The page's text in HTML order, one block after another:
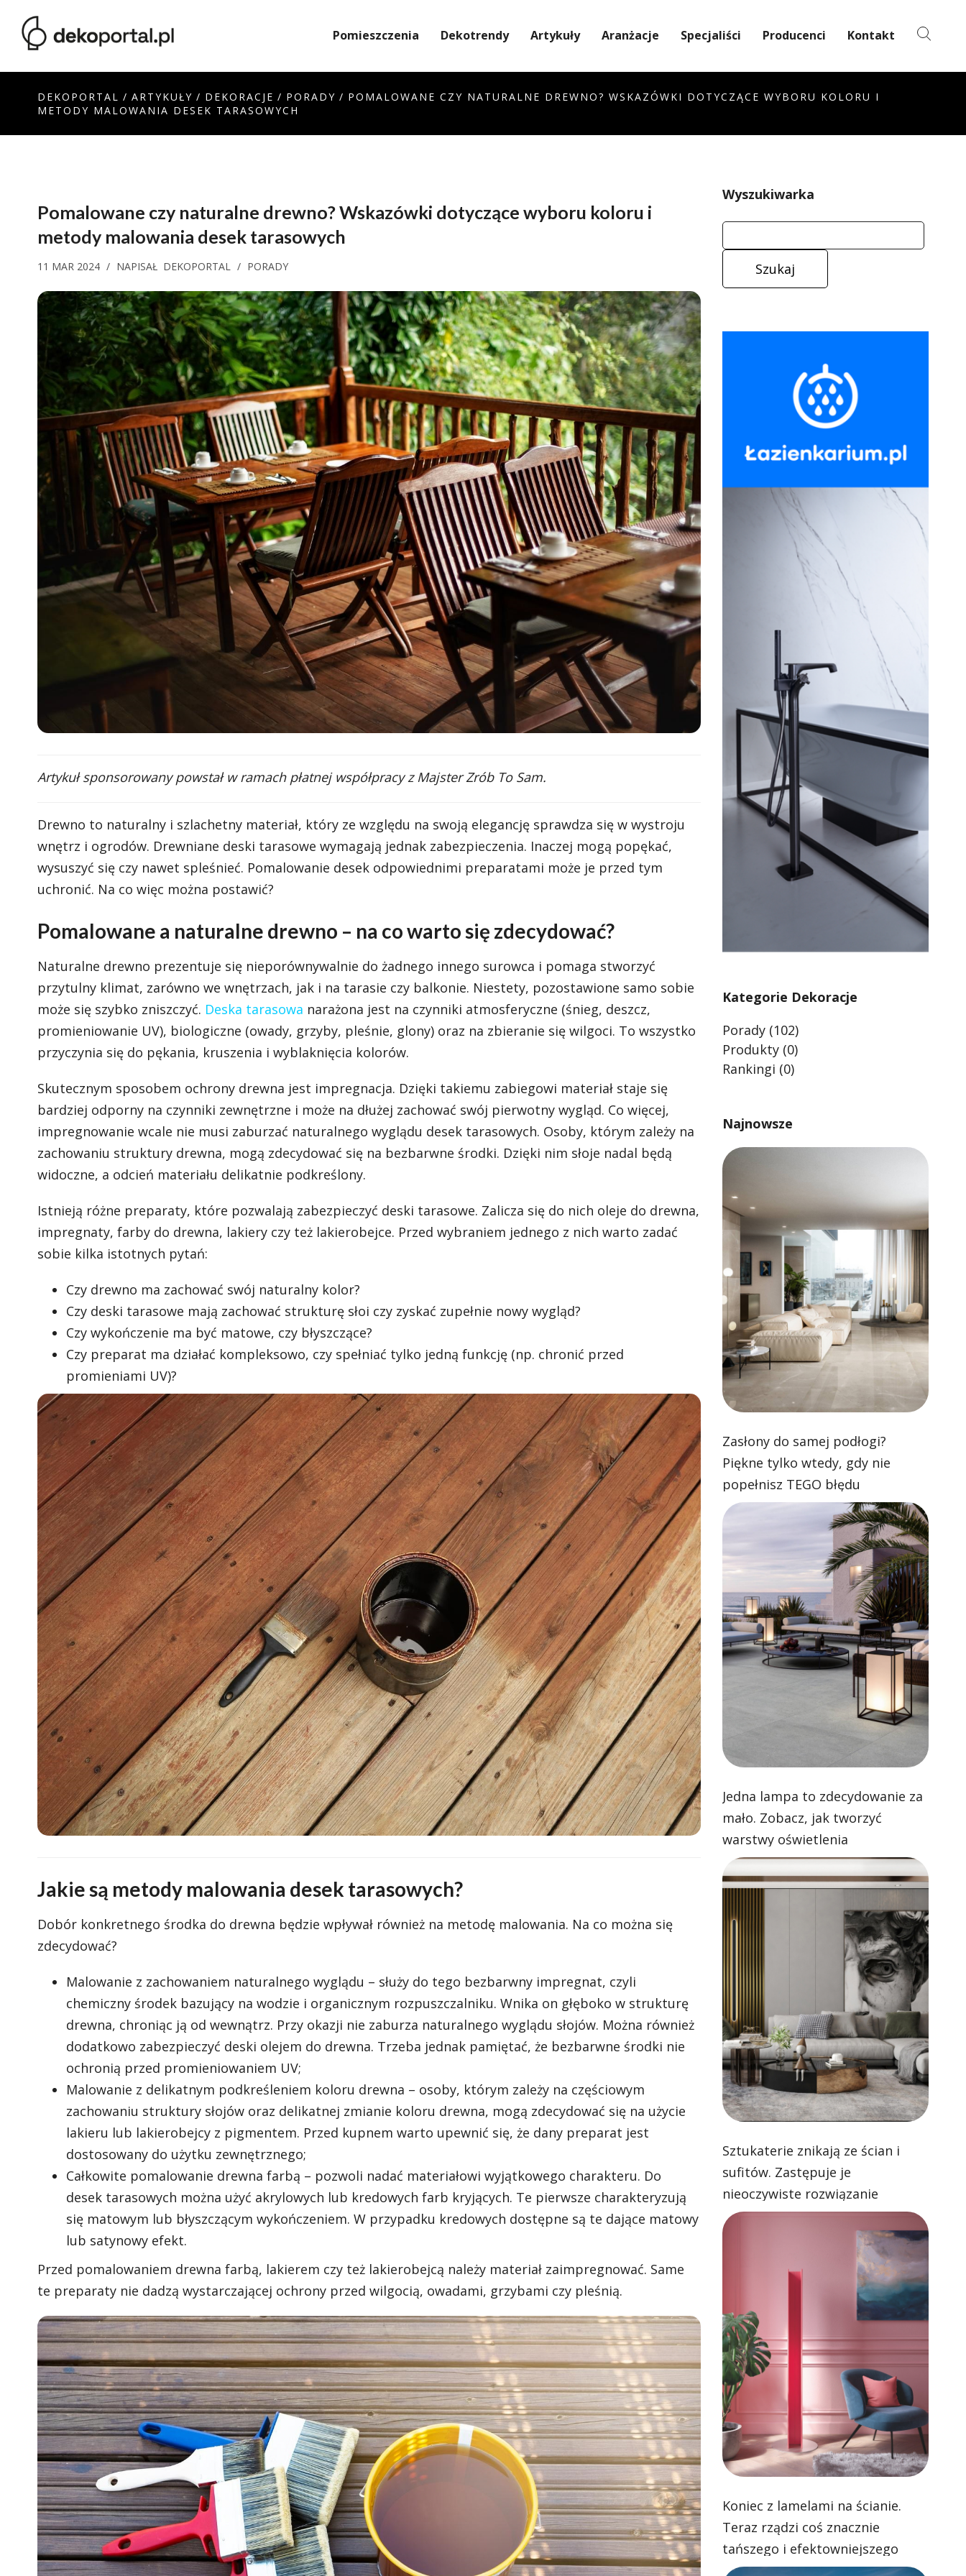
Pomieszczenia Dekotrendy Artykuły Aranżacje Specjaliści Producenci Kontakt
DEKOPORTAL / ARTYKUŁY / DEKORACJE / PORADY / POMALOWANE CZY NATURALNE DREWNO? WSKAZÓWKI DOTYCZĄCE WYBORU KOLORU I
METODY MALOWANIA DESEK TARASOWYCH
Pomalowane czy naturalne drewno? Wskazówki dotyczące wyboru koloru i
metody malowania desek tarasowych
11 MAR 2024 / NAPISAŁ DEKOPORTAL / PORADY
Artykuł sponsorowany powstał w ramach płatnej współpracy z Majster Zrób To Sam.
Drewno to naturalny i szlachetny materiał, który ze względu na swoją elegancję sprawdza się w wystroju
wnętrz i ogrodów. Drewniane deski tarasowe wymagają jednak zabezpieczenia. Inaczej mogą popękać,
wysuszyć się czy nawet spleśnieć. Pomalowanie desek odpowiednimi preparatami może je przed tym
uchronić. Na co więc można postawić?
Pomalowane a naturalne drewno – na co warto się zdecydować?
Naturalne drewno prezentuje się nieporównywalnie do żadnego innego surowca i pomaga stworzyć
przytulny klimat, zarówno we wnętrzach, jak i na tarasie czy balkonie. Niestety, pozostawione samo sobie
może się szybko zniszczyć. Deska tarasowa narażona jest na czynniki atmosferyczne (śnieg, deszcz,
promieniowanie UV), biologiczne (owady, grzyby, pleśnie, glony) oraz na zbieranie się wilgoci. To wszystko
przyczynia się do pękania, kruszenia i wyblaknięcia kolorów.
Skutecznym sposobem ochrony drewna jest impregnacja. Dzięki takiemu zabiegowi materiał staje się
bardziej odporny na czynniki zewnętrzne i może na dłużej zachować swój pierwotny wygląd. Co więcej,
impregnowanie wcale nie musi zaburzać naturalnego wyglądu desek tarasowych. Osoby, którym zależy na
zachowaniu struktury drewna, mogą zdecydować się na bezbarwne środki. Dzięki nim słoje nadal będą
widoczne, a odcień materiału delikatnie podkreślony.
Istnieją różne preparaty, które pozwalają zabezpieczyć deski tarasowe. Zalicza się do nich oleje do drewna,
impregnaty, farby do drewna, lakiery czy też lakierobejce. Przed wybraniem jednego z nich warto zadać
sobie kilka istotnych pytań:
Czy drewno ma zachować swój naturalny kolor?
Czy deski tarasowe mają zachować strukturę słoi czy zyskać zupełnie nowy wygląd?
Czy wykończenie ma być matowe, czy błyszczące?
Czy preparat ma działać kompleksowo, czy spełniać tylko jedną funkcję (np. chronić przed
promieniami UV)?
Jakie są metody malowania desek tarasowych?
Dobór konkretnego środka do drewna będzie wpływał również na metodę malowania. Na co można się
zdecydować?
Malowanie z zachowaniem naturalnego wyglądu – służy do tego bezbarwny impregnat, czyli
chemiczny środek bazujący na wodzie i organicznym rozpuszczalniku. Wnika on głęboko w strukturę
drewna, chroniąc ją od wewnątrz. Przy okazji nie zaburza naturalnego wyglądu słojów. Można również
dodatkowo zabezpieczyć deski olejem do drewna. Trzeba jednak pamiętać, że bezbarwne środki nie
ochronią przed promieniowaniem UV;
Malowanie z delikatnym podkreśleniem koloru drewna – osoby, którym zależy na częściowym
zachowaniu struktury słojów oraz delikatnej zmianie koloru drewna, mogą zdecydować się na użycie
lakieru lub lakierobejcy z pigmentem. Przed kupnem warto upewnić się, że dany preparat jest
dostosowany do użytku zewnętrznego;
Całkowite pomalowanie drewna farbą – pozwoli nadać materiałowi wyjątkowego charakteru. Do
desek tarasowych można użyć akrylowych lub kredowych farb kryjących. Te pierwsze charakteryzują
się matowym lub błyszczącym wykończeniem. W przypadku kredowych dostępne są te dające matowy
lub satynowy efekt.
Przed pomalowaniem drewna farbą, lakierem czy też lakierobejcą należy materiał zaimpregnować. Same
te preparaty nie dadzą wystarczającej ochrony przed wilgocią, owadami, grzybami czy pleśnią.
Wyszukiwarka
Kategorie Dekoracje
Porady(102)
Produkty(0)
Rankingi (0)
Najnowsze
Zasłony do samej podłogi?
Piękne tylko wtedy, gdy nie
popełnisz TEGO błędu
Jedna lampa to zdecydowanie za
mało. Zobacz, jak tworzyć
warstwy oświetlenia
Sztukaterie znikają ze ścian i
sufitów. Zastępuje je
nieoczywiste rozwiązanie
Koniec z lamelami na ścianie.
Teraz rządzi coś znacznie
tańszego i efektowniejszego